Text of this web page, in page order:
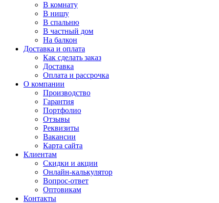
В комнату
В нишу
В спальню
В частный дом
На балкон
Доставка и оплата
Как сделать заказ
Доставка
Оплата и рассрочка
О компании
Производство
Гарантия
Портфолио
Отзывы
Реквизиты
Вакансии
Карта сайта
Клиентам
Скидки и акции
Онлайн-калькулятор
Вопрос-ответ
Оптовикам
Контакты